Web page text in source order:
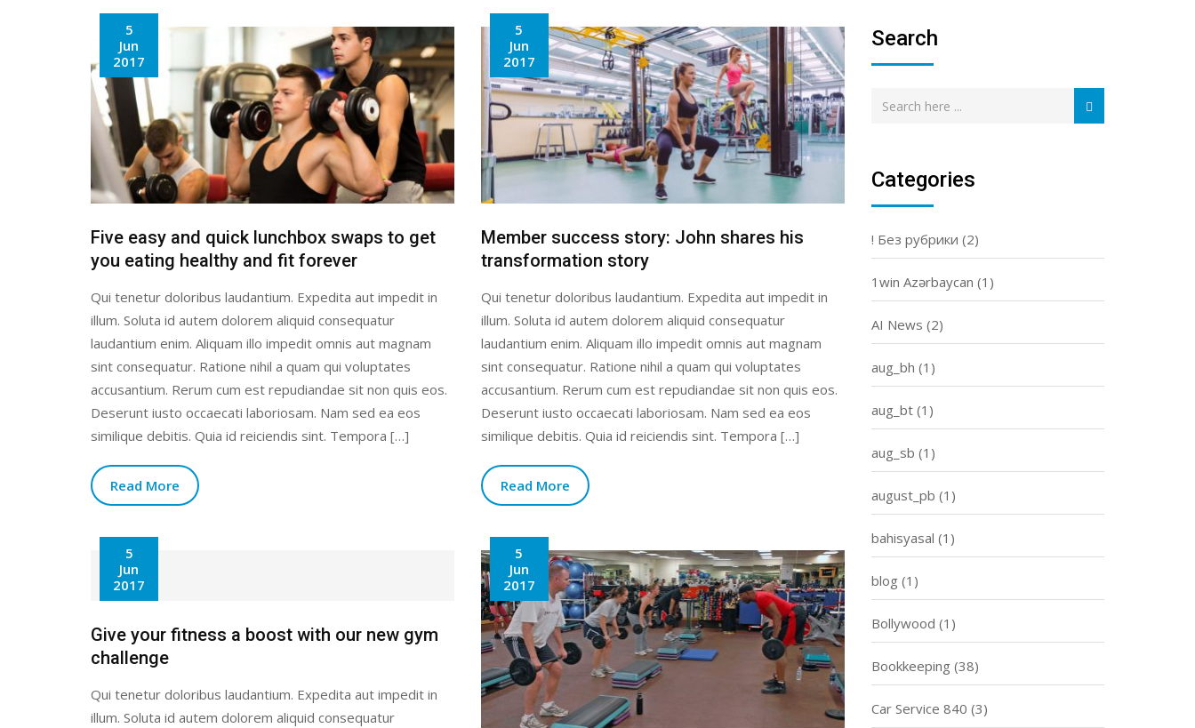
5
Jun
2017
Five easy and quick lunchbox swaps to get
you eating healthy and fit forever
Qui tenetur doloribus laudantium. Expedita aut impedit in
illum. Soluta id autem dolorem aliquid consequatur
laudantium enim. Aliquam illo impedit omnis aut magnam
sint consequatur. Ratione nihil a quam qui voluptates
accusantium. Rerum cum est repudiandae sit non quis eos.
Deserunt iusto occaecati laboriosam. Nam sed ea eos
similique debitis. Quia id reiciendis sint. Tempora […]
Read More
5
Jun
2017
Member success story: John shares his
transformation story
Qui tenetur doloribus laudantium. Expedita aut impedit in
illum. Soluta id autem dolorem aliquid consequatur
laudantium enim. Aliquam illo impedit omnis aut magnam
sint consequatur. Ratione nihil a quam qui voluptates
accusantium. Rerum cum est repudiandae sit non quis eos.
Deserunt iusto occaecati laboriosam. Nam sed ea eos
similique debitis. Quia id reiciendis sint. Tempora […]
Read More
5
Jun
2017
Give your fitness a boost with our new gym
challenge
Qui tenetur doloribus laudantium. Expedita aut impedit in
illum. Soluta id autem dolorem aliquid consequatur
5
Jun
2017
Search
Categories
! Без рубрики (2)
1win Azərbaycan (1)
AI News (2)
aug_bh (1)
aug_bt(1)
aug_sb (1)
august_pb (1)
bahisyasal (1)
blog (1)
Bollywood (1)
Bookkeeping (38)
Car Service 840 (3)